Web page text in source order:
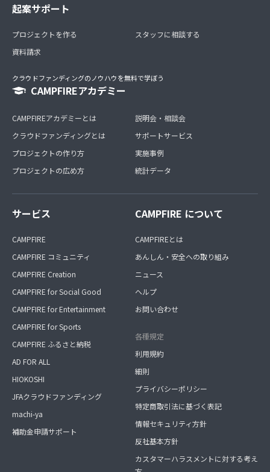
起案サポート
プロジェクトを作る
資料請求
スタッフに相談する
クラウドファンディングのノウハウを無料で学ぼう
CAMPFIREアカデミー
CAMPFIREアカデミーとは
クラウドファンディングとは
プロジェクトの作り方
プロジェクトの広め方
説明会・相談会
サポートサービス
実施事例
統計データ
サービス
CAMPFIRE
CAMPFIRE コミュニティ
CAMPFIRE Creation
CAMPFIRE for Social Good
CAMPFIRE for Entertainment
CAMPFIRE for Sports
CAMPFIRE ふるさと納税
AD FOR ALL
HIOKOSHI
JFAクラウドファンディング
machi-ya
補助金申請サポート
CAMPFIRE について
CAMPFIREとは
あんしん・安全への取り組み
ニュース
ヘルプ
お問い合わせ
各種規定
利用規約
細則
プライバシーポリシー
特定商取引法に基づく表記
情報セキュリティ方針
反社基本方針
カスタマーハラスメントに対する考え